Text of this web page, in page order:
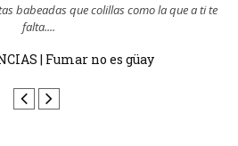
que la hosteleria tendria que cerrar por
no dejar fumar ...
| Fumar no es güay